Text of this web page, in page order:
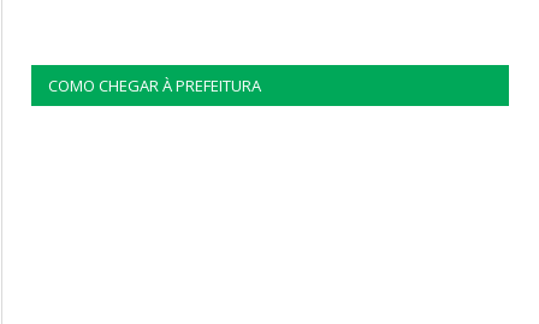
COMO CHEGAR À PREFEITURA